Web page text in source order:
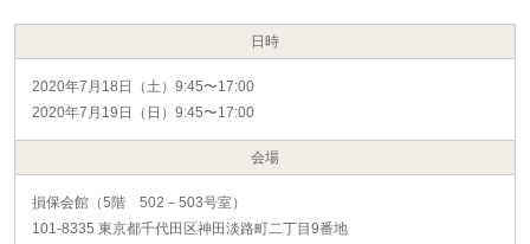
日時
2020年7月18日（土）9:45〜17:00
2020年7月19日（日）9:45〜17:00
会場
損保会館（5階 502－503号室）
101-8335 東京都千代田区神田淡路町二丁目9番地